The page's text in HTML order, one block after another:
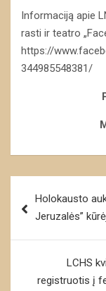
Informaciją apie
rasti ir teatro
https://
344985548381/
tarpHolokausto
Jeruzalės”
LCHS
registruotis į